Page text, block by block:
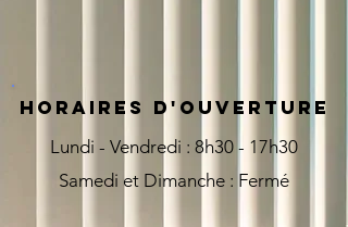
HORAIRES D'OUVERTURE
Lundi - Vendredi : 8h30 - 17h30
Samedi et Dimanche : Fermé